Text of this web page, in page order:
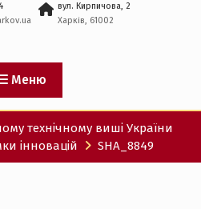
України
українсько-
вул. Кирпичова, 2
Харків, 61002
Меню
технічному виші України
інновацій
SHA_8849